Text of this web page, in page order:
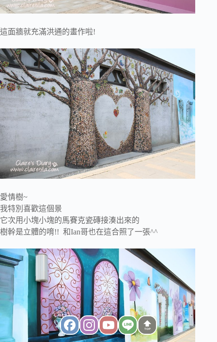
這面牆就充滿洪通的畫作啦!
愛情樹~
我特別喜歡這個景
它次用小塊小塊的馬賽克瓷磚接湊出來的
樹幹是立體的唷!! 和Ian哥也在這合照了一張^^
TOP